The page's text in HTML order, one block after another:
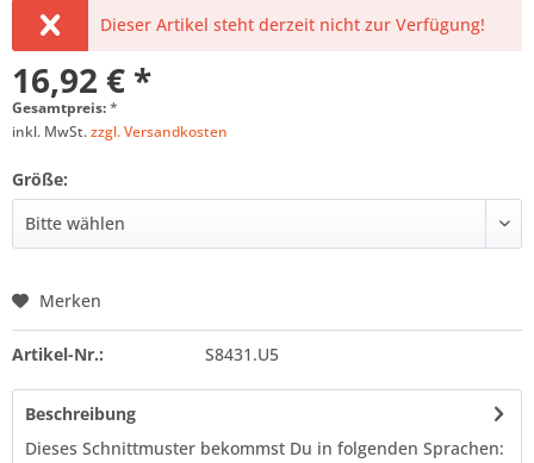
Dieser Artikel steht derzeit nicht zur Verfügung!
16,92 € *
Gesamtpreis:*
inkl. MwSt.zzgl. Versandkosten
Größe:
Merken
Artikel-Nr.: S8431.U5
Beschreibung
Dieses Schnittmuster bekommst Du in folgenden Sprachen: